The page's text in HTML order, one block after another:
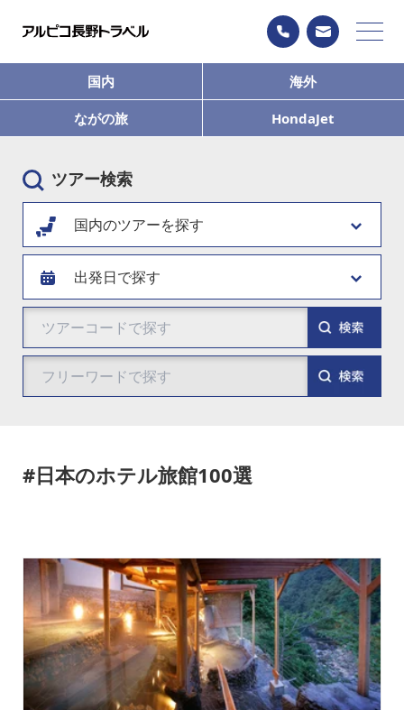
国内 海外
ながの旅 HondaJet
ツアー検索
国内のツアーを探す
#日本のホテル旅館100選